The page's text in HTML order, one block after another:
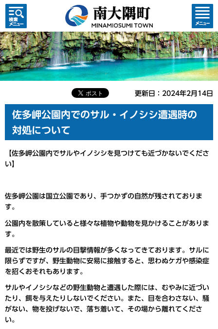
検索・
共通メ
ニュー
コンテ
ンツメ
ニュー
更新日：2024年2月14日
佐多岬公園内でのサル・イノシシ遭遇時の
対処について
【佐多岬公園内でサルやイノシシを見つけても近づかないでくださ
い】
佐多岬公園は国立公園であり、手つかずの自然が残されておりま
す。
公園内を散策していると様々な植物や動物を見かけることがありま
す。
最近では野生のサルの目撃情報が多くなってきております。サルに
限らずですが、野生動物に安易に接触すると、思わぬケガや感染症
を招くおそれもあります。
サルやイノシシなどの野生動物と遭遇した際には、むやみに近づい
たり、餌を与えたりしないでください。また、目を合わさない、騒
がない、物を投げないで、落ち着いて、その場から離れてくださ
い。